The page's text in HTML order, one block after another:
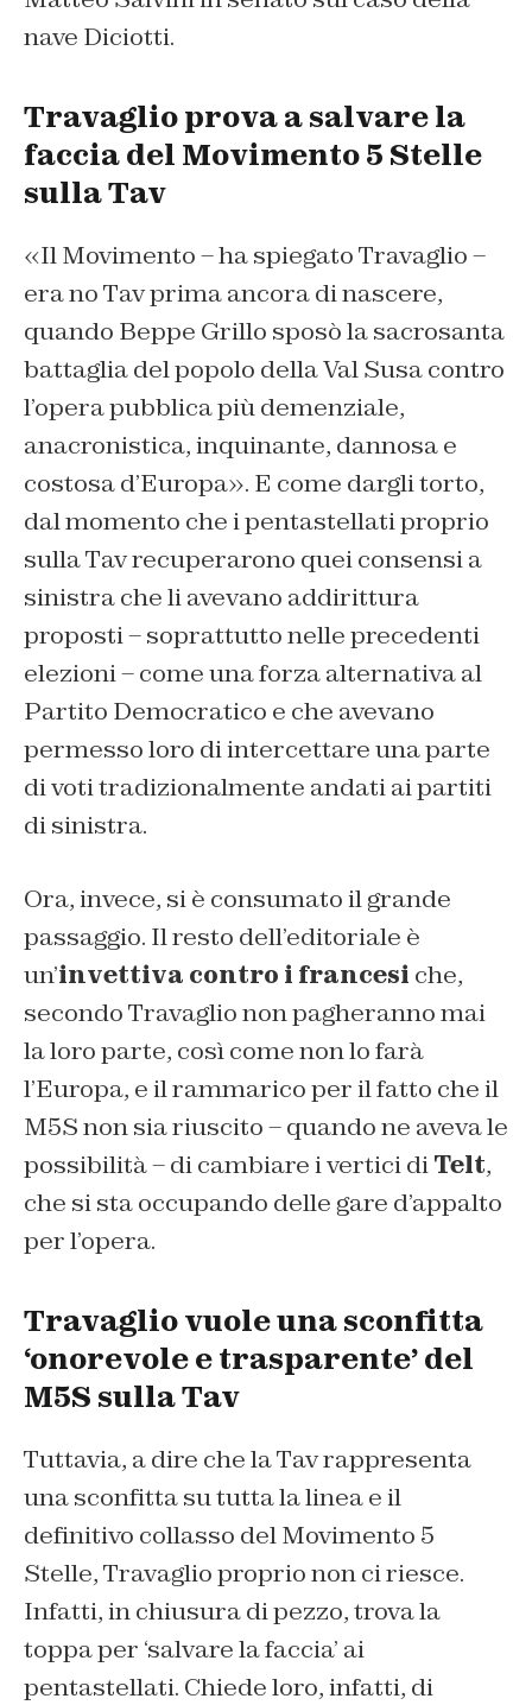
nave Diciotti.
Travaglio prova a salvare la
faccia del Movimento 5 Stelle
sulla Tav
«Il Movimento – ha spiegato Travaglio –
era no Tav prima ancora di nascere,
quando Beppe Grillo sposò la sacrosanta
battaglia del popolo della Val Susa contro
l’opera pubblica più demenziale,
anacronistica, inquinante, dannosa e
costosa d’Europa». E come dargli torto,
dal momento che i pentastellati proprio
sulla Tav recuperarono quei consensi a
sinistra che li avevano addirittura
proposti – soprattutto nelle precedenti
elezioni – come una forza alternativa al
Partito Democratico e che avevano
permesso loro di intercettare una parte
di voti tradizionalmente andati ai partiti
di sinistra.
Ora, invece, si è consumato il grande
passaggio. Il resto dell’editoriale è
un’invettiva contro i francesi che,
secondo Travaglio non pagheranno mai
la loro parte, così come non lo farà
l’Europa, e il rammarico per il fatto che il
M5S non sia riuscito – quando ne aveva le
possibilità – di cambiare i vertici diTelt,
che si sta occupando delle gare d’appalto
per l’opera.
Travaglio vuole una sconfitta
‘onorevole e trasparente’ del
M5S sulla Tav
Tuttavia, a dire che la Tav rappresenta
una sconfitta su tutta la linea e il
definitivo collasso del Movimento 5
Stelle, Travaglio proprio non ci riesce.
Infatti, in chiusura di pezzo, trova la
toppa per ‘salvare la faccia’ ai
pentastellati. Chiede loro, infatti, di